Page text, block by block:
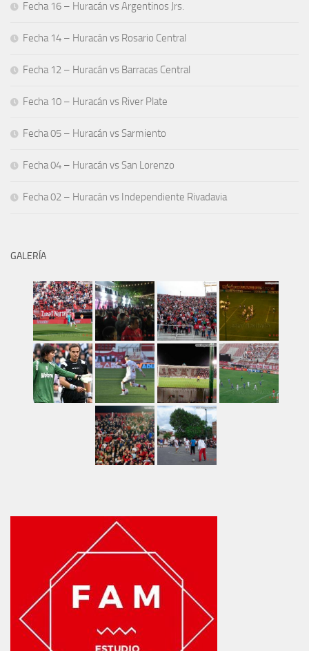
Fecha 16 – Huracán vs Argentinos Jrs.
Fecha 14 – Huracán vs Rosario Central
Fecha 12 – Huracán vs Barracas Central
Fecha 10 – Huracán vs River Plate
Fecha 05 – Huracán vs Sarmiento
Fecha 04 – Huracán vs San Lorenzo
Fecha 02 – Huracán vs Independiente Rivadavia
GALERÍA